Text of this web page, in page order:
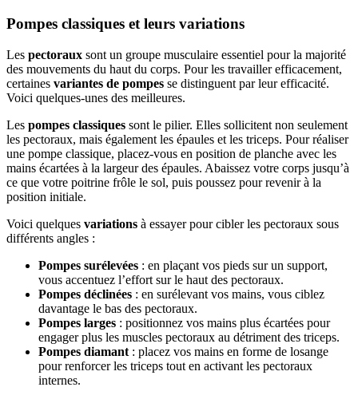
Pompes classiques et leurs variations
Les pectoraux sont un groupe musculaire essentiel pour la majorité
des mouvements du haut du corps. Pour les travailler efficacement,
certaines variantes de pompes se distinguent par leur efficacité.
Voici quelques-unes des meilleures.
Les pompes classiques sont le pilier. Elles sollicitent non seulement
les pectoraux, mais également les épaules et les triceps. Pour réaliser
une pompe classique, placez-vous en position de planche avec les
mains écartées à la largeur des épaules. Abaissez votre corps jusqu’à
ce que votre poitrine frôle le sol, puis poussez pour revenir à la
position initiale.
Voici quelques variations à essayer pour cibler les pectoraux sous
différents angles :
Pompes surélevées : en plaçant vos pieds sur un support,
vous accentuez l’effort sur le haut des pectoraux.
Pompes déclinées : en surélevant vos mains, vous ciblez
davantage le bas des pectoraux.
Pompes larges : positionnez vos mains plus écartées pour
engager plus les muscles pectoraux au détriment des triceps.
Pompes diamant : placez vos mains en forme de losange
pour renforcer les triceps tout en activant les pectoraux
internes.